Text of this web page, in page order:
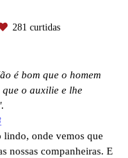
281 curtidas
é bom que o homem
o auxilie e lhe
onde vemos que
nossas companheiras. E